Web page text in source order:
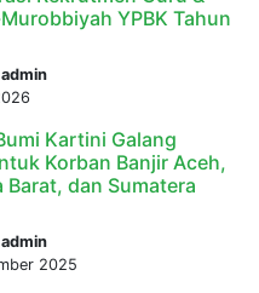
YPBK Tahun
admin
Kartini Galang
Korban Banjir Aceh,
Barat, dan Sumatera
admin
2025